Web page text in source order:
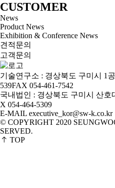
CUSTOMER
News
Product News
Exhibition & Conference News
견적문의
고객문의
기술연구소 : 경상북도 구미시 1
539FAX 054-461-7542
국내법인 : 경상북도 구미시 산호
X 054-464-5309
E-MAIL executive_kor@sw-k.co.kr
© COPYRIGHT 2020
SERVED.
TOP